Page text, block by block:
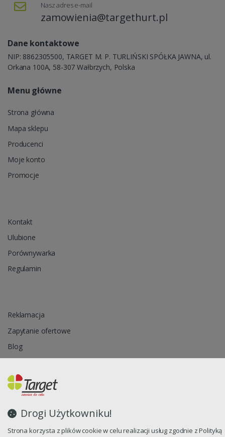
Drogi Użytkowniku!
Strona korzysta z plików cookie w celu realizacji usług zgodnie z Polityką
Nasz adres e-mail
zamowienia@targethurt.pl
Dane kontaktowe
NIP: 8862305500, TARGET M. P. TURLIŃSKI SPÓŁKA JAWNA, ul.
Orkana 100A, 58-307 Wałbrzych, Polska
Menu główne
Strona główna
Mapa sklepu
Producenci
Moje konto
Promocje
Kontakt
Ulubione
Porównywarka
Regulamin
Reklamacja
Zapytanie ofertowe
Blog